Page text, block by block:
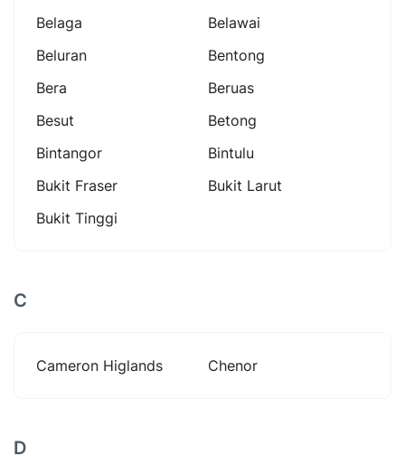
Belaga
Belawai
Beluran
Bentong
Bera
Beruas
Besut
Betong
Bintangor
Bintulu
Bukit Fraser
Bukit Larut
Bukit Tinggi
C
Cameron Higlands Chenor
D